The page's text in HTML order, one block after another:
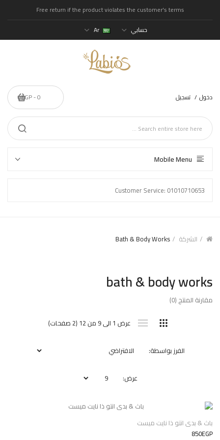
Free return if the product violates the customer's terms
حسابي
Ar
دخول تسجيل 0 - 0EGP
Mobile Menu
Customer Service: 01010710653
الشركة Bath & Body Works
bath & body works
مقارنة المنتج (0)
عرض 1 الى 9 من 12 (2 صفحات)
الفرز بواسطة:
عرض:
باث & بدى انتو ذا نايت ميست
850EGP